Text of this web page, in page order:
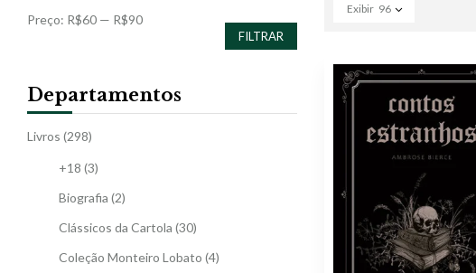
FILTRAR
Preço: R$60 — R$90
Departamentos
Livros (298)
+18 (3)
Biografia (2)
Clássicos da Cartola (30)
Coleção Monteiro Lobato (4)
Exibir 96